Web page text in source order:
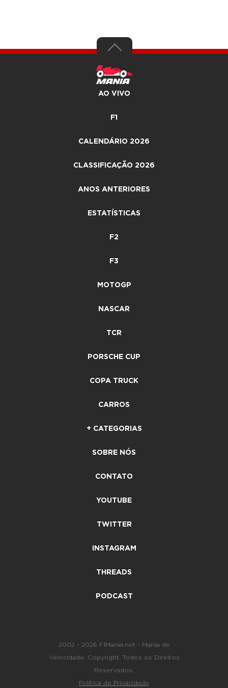
AO VIVO
F1
CALENDÁRIO 2026
CLASSIFICAÇÃO 2026
ANOS ANTERIORES
ESTATÍSTICAS
F2
F3
MOTOGP
NASCAR
TCR
PORSCHE CUP
COPA TRUCK
CARROS
+ CATEGORIAS
SOBRE NÓS
CONTATO
YOUTUBE
TWITTER
INSTAGRAM
THREADS
PODCAST
2002 - 2026 F1Mania.net - Mania de
Velocidade. Copyright. Todos os Direitos
Reservados.
Política de Privacidade